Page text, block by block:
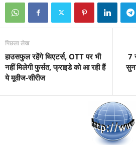
पिछला लेख
हाउसफुल रहेंगे थिएटर्स, OTT पर भी
नहीं मिलेगी फुर्सत, फ्राइडे को आ रही हैं
ये मूवीज-सीरीज
7